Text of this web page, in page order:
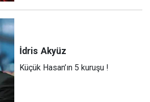
İdris Akyüz
Küçük Hasan’ın 5 kuruşu !